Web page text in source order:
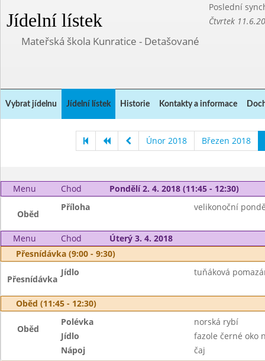
Jídelní lístek
Poslední
Čtvrtek
Mateřská škola Kunratice - Detašované
Vybrat jídelnu Jídelní lístek Historie Kontakty a informace
Únor 2018 Březen 2018
Menu Chod Pondělí 2. 4. 2018 (11:45 - 12:30)
Oběd
Příloha velikonoční
Menu Chod
Úterý 3. 4. 2018
Přesnídávka (9:00 - 9:30)
Přesnídávka
Jídlo tuňáková
Oběd (11:45 - 12:30)
Oběd
Polévka
norská rybí
Jídlo
fazole černé oko
Nápoj
čaj